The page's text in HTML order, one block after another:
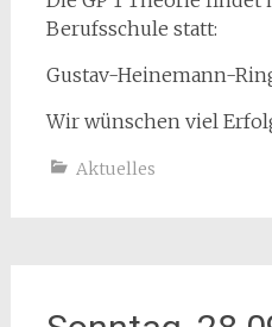
Berufsschule statt:
Gustav-Heinemann-
Wir wünschen viel
Aktuelles